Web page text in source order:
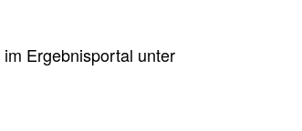
Ergebnisportal unter